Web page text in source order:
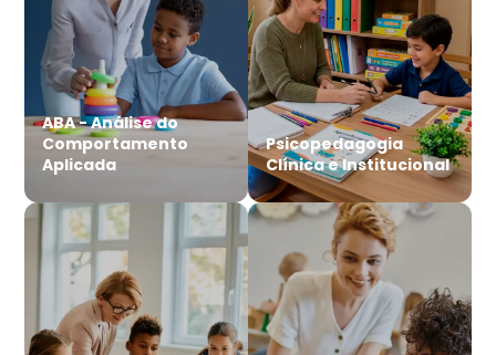
ABA - Análise do
Comportamento
Aplicada
Psicopedagogia
Clínica e Institucional